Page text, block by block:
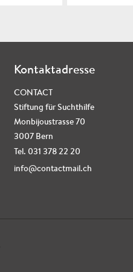
Kontaktadresse
CONTACT
Stiftung für Suchthilfe
Monbijoustrasse 70
3007 Bern
Tel. 031 378 22 20
info@contactmail.ch